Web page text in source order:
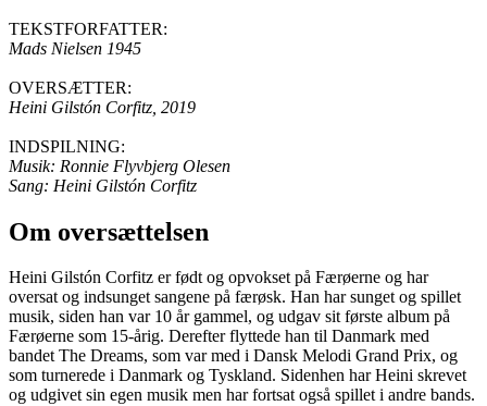
TEKSTFORFATTER:
Mads Nielsen 1945
OVERSÆTTER:
Heini Gilstón Corfitz, 2019
INDSPILNING:
Musik: Ronnie Flyvbjerg Olesen
Sang: Heini Gilstón Corfitz
Om oversættelsen
Heini Gilstón Corfitz er født og opvokset på Færøerne og har
oversat og indsunget sangene på færøsk. Han har sunget og spillet
musik, siden han var 10 år gammel, og udgav sit første album på
Færøerne som 15-årig. Derefter flyttede han til Danmark med
bandet The Dreams, som var med i Dansk Melodi Grand Prix, og
som turnerede i Danmark og Tyskland. Sidenhen har Heini skrevet
og udgivet sin egen musik men har fortsat også spillet i andre bands.